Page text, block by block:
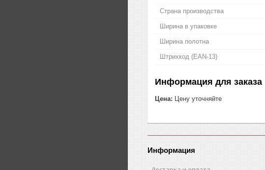
Страна производства
Ширина в упаковке
Ширина полотна
Штрихкод (EAN-13)
Информация для заказа
Цена: Цену уточняйте
Информация